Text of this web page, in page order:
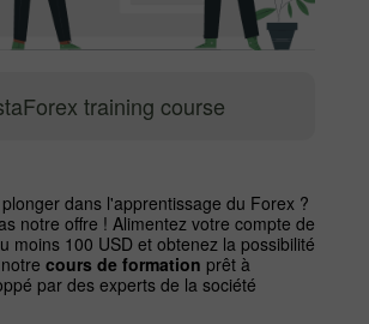
training course
dans l'apprentissage du Forex ?
notre offre ! Alimentez votre compte de
moins 100 USD et obtenez la possibilité
cours de formation prêt à
par des experts de la société